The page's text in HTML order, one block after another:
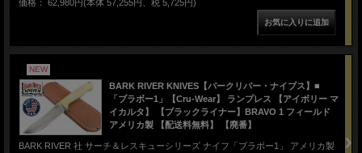
価格： 62,980円(本体 57,255円、税 5,725円)
NEW
BARK RIVER KNIVES【バークリバー・ナイブス】■
「ブラボー1」【Cru-Wear】 ランプレス 【アイボリー マ
イカルタ】 【ブラックライナー】BRAVO 1 フィールド
アメリカ製 【配送料無料】 【廃番】
BARK RIVER 社 サーチ＆レスキューシリーズ ナイフ「ブラボー1」 アメリカ製